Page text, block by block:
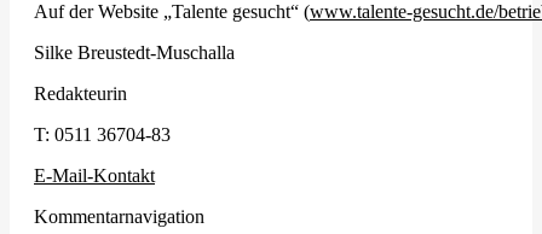
Auf der Website „Talente gesucht“ (www.talente-gesucht.de/
Silke Breustedt-Muschalla
Redakteurin
T: 0511 36704-83
E-Mail-Kontakt
Kommentarnavigation